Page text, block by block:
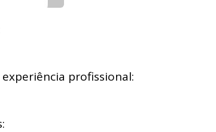
experiência profissional: